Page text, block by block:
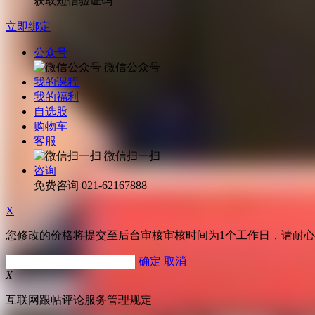
立即绑定
公众号
微信公众号
我的课程
我的福利
自选股
购物车
客服
微信扫一扫
咨询
免费咨询 021-62167888
X
您修改的价格将提交至后台审核审核时间为1个工作日，请耐
确定 取消
X
互联网跟帖评论服务管理规定